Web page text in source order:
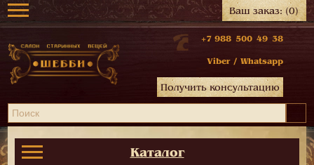
Ваш заказ:(0)
+7 988 500 49 38
Viber / Whatsapp
Получить консультацию
Каталог